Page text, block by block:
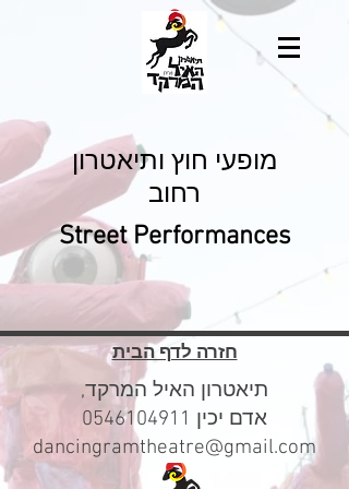
מופעי חוץ ותיאטרון
רחוב
Street Performances
חזרה לדף הבית
,תיאטרון האיל המרקד
אדם יכין 0546104911
dancingramtheatre@gmail.com